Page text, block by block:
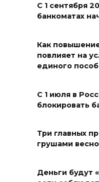
на
Островского
Сносить
Рувинского
В
бывшей
С 1 сентября
банкоматах
Как
повлияет на
единого
С 1 июля в
блокировать
Три главных
грушами
Деньги будут